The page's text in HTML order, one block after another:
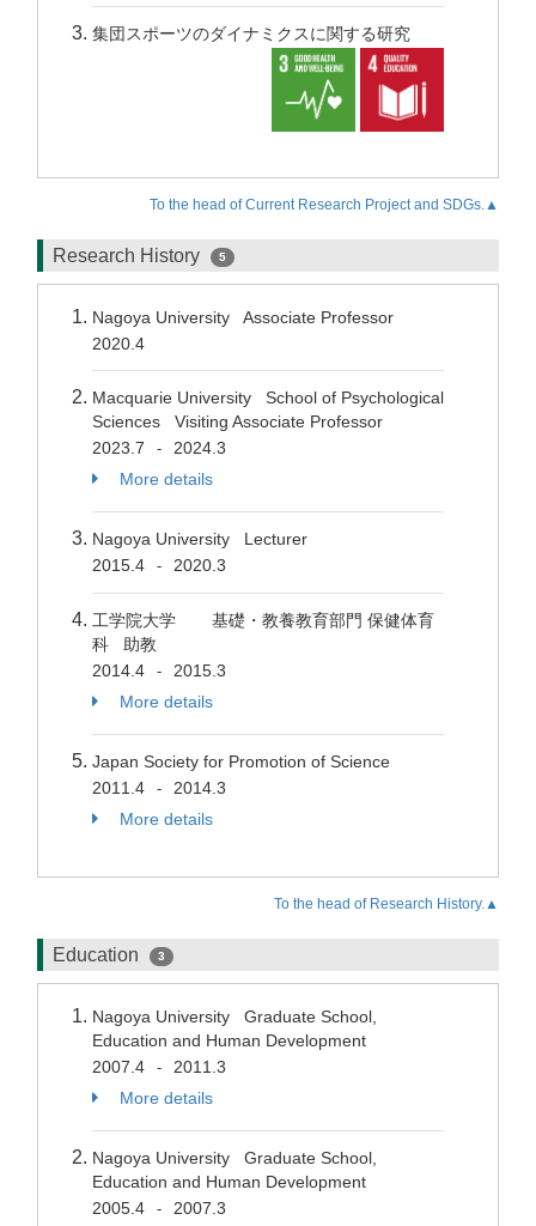
集団スポーツのダイナミクスに関する研究
To the head of Current Research Project and SDGs.▲
Research History 5
Nagoya University Associate Professor
2020.4
Macquarie University School of Psychological
Sciences Visiting Associate Professor
2023.7
-
2024.3
More details
Nagoya University Lecturer
2015.4
- 2020.3
工学院大学 基礎・教養教育部門 保健体育
科 助教
2014.4
-
2015.3
More details
Japan Society for Promotion of Science
2011.4
-
2014.3
More details
To the head of Research History.▲
Education 3
Nagoya University Graduate School,
Education and Human Development
2007.4
-
2011.3
More details
Nagoya University Graduate School,
Education and Human Development
2005.4
- 2007.3